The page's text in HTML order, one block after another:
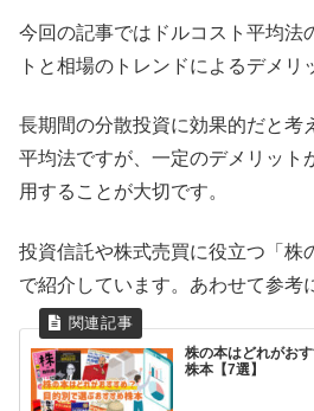
今回の記事ではドルコスト平均法
トと相場のトレンドによるデメリ
長期間の分散投資に効果的だと考
平均法ですが、一定のデメリット
用することが大切です。
投資信託や株式売買に役立つ「株
で紹介しています。あわせて参考
株の本はどれがお
株本【7選】